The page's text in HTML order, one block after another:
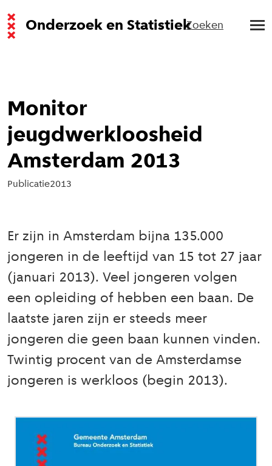
Onderzoek en StatistiekZoeken
Monitor
jeugdwerkloosheid
Amsterdam 2013
Publicatie2013
Er zijn in Amsterdam bijna 135.000
jongeren in de leeftijd van 15 tot 27 jaar
(januari 2013). Veel jongeren volgen
een opleiding of hebben een baan. De
laatste jaren zijn er steeds meer
jongeren die geen baan kunnen vinden.
Twintig procent van de Amsterdamse
jongeren is werkloos (begin 2013).